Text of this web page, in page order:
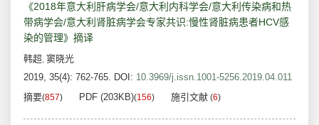
《2018年意大利肝病学会/意大利内科学会/意大利传染病和热
带病学会/意大利肾脏病学会专家共识:慢性肾脏病患者HCV感
染的管理》摘译
韩超, 窦晓光
2019, 35(4): 762-765. DOI: 10.3969/j.issn.1001-5256.2019.04.011
摘要(857) PDF (203KB)(156) 施引文献 (6)